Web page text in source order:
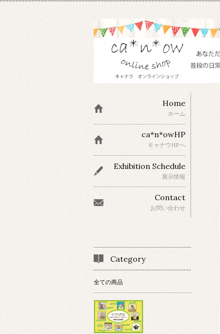
Home
ホーム
ca*n*owHP
キャナウHPへ
Exhibition Schedule
展示情報
Contact
お問い合わせ
Category
全ての商品